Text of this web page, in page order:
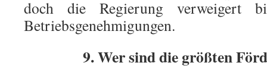
doch die Regierung verweigert
Betriebsgenehmigungen.
9. Wer sind die größten